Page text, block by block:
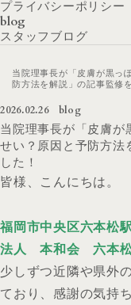
プライバシーポリシー
blog
スタッフブログ
当院理事長が「皮膚が黒っ
防方法を解説」の記事監修
2026.02.26 blog
当院理事長が「皮膚が
せい？原因と予防方法
した！
皆様、こんにちは。
福岡市中央区六本松
法人 本和会 六本松
少しずつ近隣や県外
ており、感謝の気持